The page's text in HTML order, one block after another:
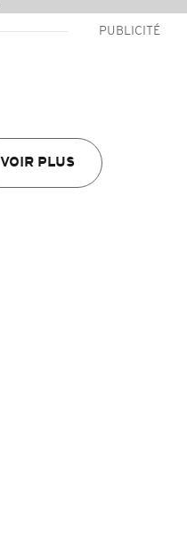
PUBLICITÉ
VOIR PLUS